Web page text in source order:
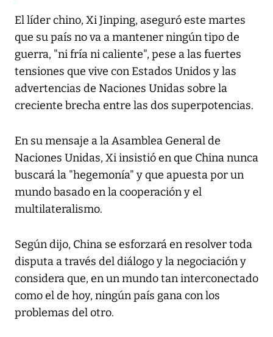
El líder chino, Xi Jinping, aseguró este martes
que su país no va a mantener ningún tipo de
guerra, "ni fría ni caliente", pese a las fuertes
tensiones que vive con Estados Unidos y las
advertencias de Naciones Unidas sobre la
creciente brecha entre las dos superpotencias.
En su mensaje a la Asamblea General de
Naciones Unidas, Xi insistió en que China nunca
buscará la "hegemonía" y que apuesta por un
mundo basado en la cooperación y el
multilateralismo.
Según dijo, China se esforzará en resolver toda
disputa a través del diálogo y la negociación y
considera que, en un mundo tan interconectado
como el de hoy, ningún país gana con los
problemas del otro.